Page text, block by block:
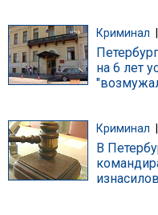
Криминал
на 6 лет
Криминал
В